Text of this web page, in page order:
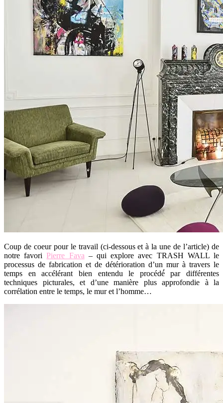
Coup de coeur pour le travail (ci-dessous et à la une de l’article) de
notre favoriPierre Fava – qui explore avec TRASH WALL le
processus de fabrication et de détérioration d’un mur à travers le
temps en accélérant bien entendu le procédé́ par différentes
techniques picturales, et d’une manière plus approfondie à la
corrélation entre le temps, le mur et l’homme…